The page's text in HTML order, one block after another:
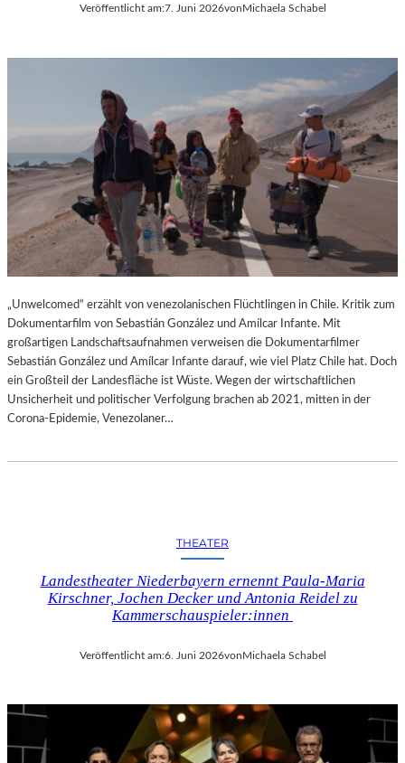
Veröffentlicht am:7. Juni 2026von Michaela Schabel
„Unwelcomed“ erzählt von venezolanischen Flüchtlingen in Chile. Kritik zum
Dokumentarfilm von Sebastián González und Amílcar Infante. Mit
großartigen Landschaftsaufnahmen verweisen die Dokumentarfilmer
Sebastián González und Amílcar Infante darauf, wie viel Platz Chile hat. Doch
ein Großteil der Landesfläche ist Wüste. Wegen der wirtschaftlichen
Unsicherheit und politischer Verfolgung brachen ab 2021, mitten in der
Corona-Epidemie, Venezolaner…
THEATER
Landestheater Niederbayern ernennt Paula-Maria
Kirschner, Jochen Decker und Antonia Reidel zu
Kammerschauspieler:innen
Veröffentlicht am:6. Juni 2026vonMichaela Schabel